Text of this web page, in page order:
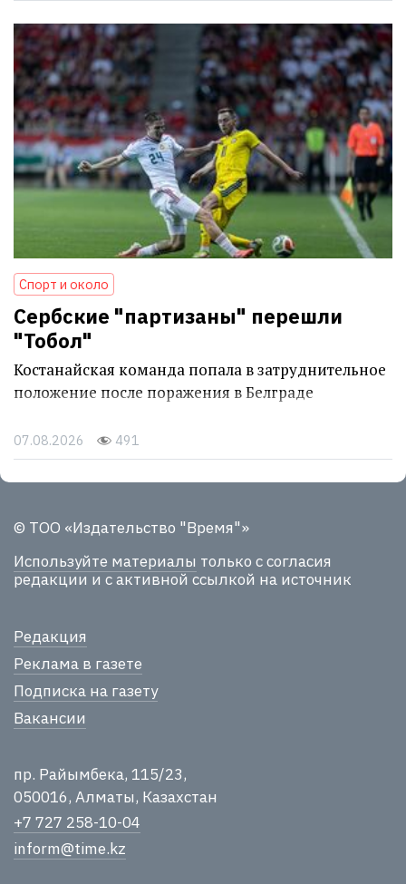
Спорт и около
Сербские "партизаны" перешли
"Тобол"
Костанайская команда попала в затруднительное
положение после поражения в Белграде
07.08.2026 491
© ТОО «Издательство "Время"»
Используйте материалы только с согласия
редакции и с активной ссылкой на источник
Редакция
Реклама в газете
Подписка на газету
Вакансии
пр. Райымбека, 115/23,
050016, Алматы, Казахстан
+7 727 258-10-04
inform@time.kz